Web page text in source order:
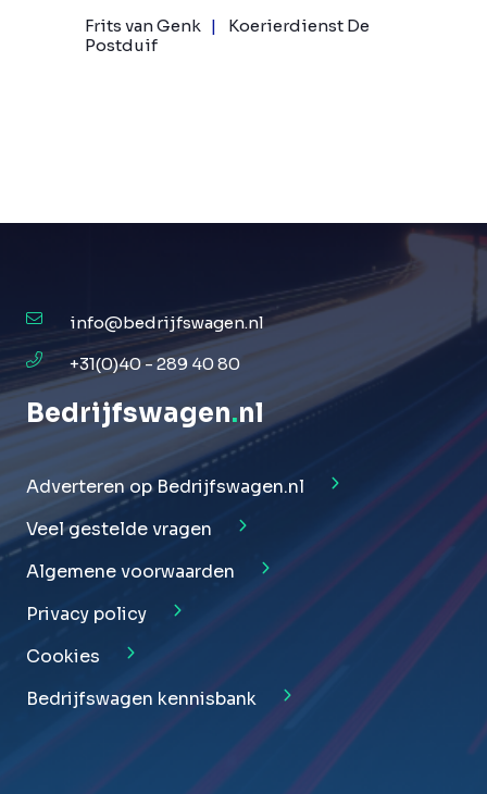
Frits van Genk
Koerierdienst De
Postduif
info@bedrijfswagen.nl
+31(0)40 - 289 40 80
Bedrijfswagen.nl
Adverteren op Bedrijfswagen.nl
Veel gestelde vragen
Algemene voorwaarden
Privacy policy
Cookies
Bedrijfswagen kennisbank